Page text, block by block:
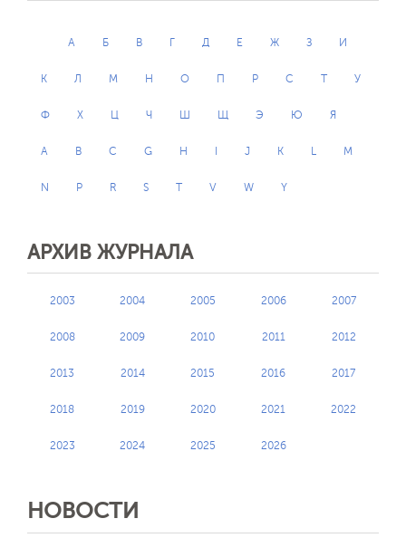
А Б В Г Д Е Ж З И
К Л М Н О П Р С Т У
Ф Х Ц Ч Ш Щ Э Ю Я
A B C G H J K L M
N P R S T V W Y
АРХИВ ЖУРНАЛА
2003 2004 2005 2006 2007
2008 2009 2010 2011 2012
2013 2014 2015 2016 2017
2018 2019 2020 2021 2022
2023 2024 2025 2026
НОВОСТИ